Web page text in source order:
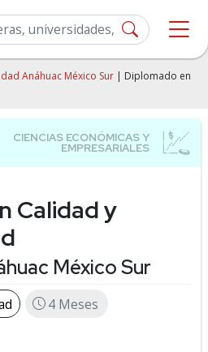
Anáhuac México Sur | Diplomado en
Calidad y
México Sur
4 Meses